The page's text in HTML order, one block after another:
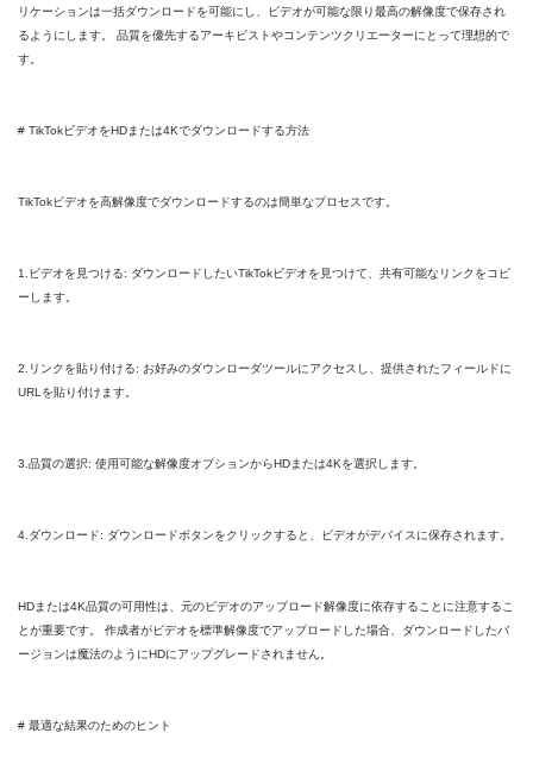
リケーションは一括ダウンロードを可能にし、ビデオが可能な限り最高の解像度で保存され
るようにします。 品質を優先するアーキビストやコンテンツクリエーターにとって理想的で
す。
# TikTokビデオをHDまたは4Kでダウンロードする方法
TikTokビデオを高解像度でダウンロードするのは簡単なプロセスです。
1.ビデオを見つける: ダウンロードしたいTikTokビデオを見つけて、共有可能なリンクをコピ
ーします。
2.リンクを貼り付ける: お好みのダウンローダツールにアクセスし、提供されたフィールドに
URLを貼り付けます。
3.品質の選択: 使用可能な解像度オプションからHDまたは4Kを選択します。
4.ダウンロード: ダウンロードボタンをクリックすると、ビデオがデバイスに保存されます。
HDまたは4K品質の可用性は、元のビデオのアップロード解像度に依存することに注意するこ
とが重要です。 作成者がビデオを標準解像度でアップロードした場合、ダウンロードしたバ
ージョンは魔法のようにHDにアップグレードされません。
# 最適な結果のためのヒント